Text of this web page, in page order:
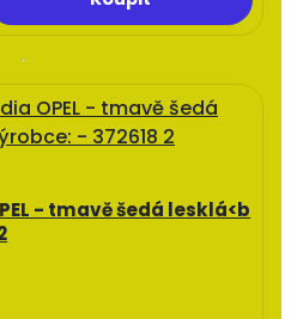
- tmavě šedá lesklá<b